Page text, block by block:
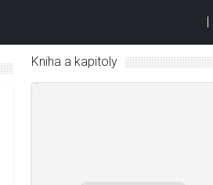
Kniha a kapitoly